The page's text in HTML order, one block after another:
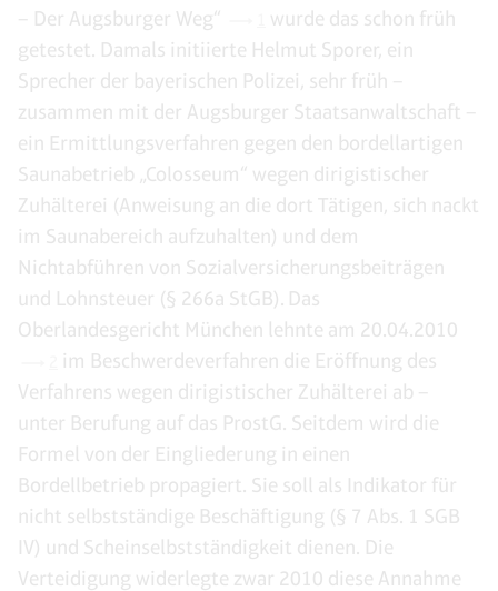
– Der Augsburger Weg“
wurde das schon früh
getestet. Damals initiierte Helmut Sporer, ein
Sprecher der bayerischen Polizei, sehr früh –
zusammen mit der Augsburger Staatsanwaltschaft –
ein Ermittlungsverfahren gegen den bordellartigen
Saunabetrieb „Colosseum“ wegen dirigistischer
Zuhälterei (Anweisung an die dort Tätigen, sich nackt
im Saunabereich aufzuhalten) und dem
Nichtabführen von Sozialversicherungsbeiträgen
und Lohnsteuer (§ 266a StGB). Das
Oberlandesgericht München lehnte am 20.04.2010
im Beschwerdeverfahren die Eröffnung des
Verfahrens wegen dirigistischer Zuhälterei ab –
unter Berufung auf das ProstG. Seitdem wird die
Formel von der Eingliederung in einen
Bordellbetrieb propagiert. Sie soll als Indikator für
nicht selbstständige Beschäftigung (§ 7 Abs. 1 SGB
IV) und Scheinselbstständigkeit dienen. Die
Verteidigung widerlegte zwar 2010 diese Annahme